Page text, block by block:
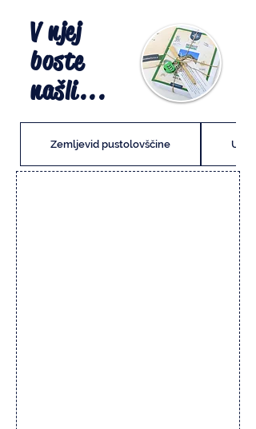
V njej
boste
našli...
Zemljevid pustolovščine